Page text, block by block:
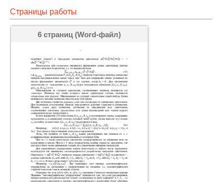
Страницы работы
6 страниц (Word-файл)